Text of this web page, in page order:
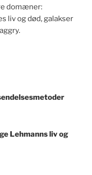
domæner:
liv og død, galakser
Lehmanns liv og